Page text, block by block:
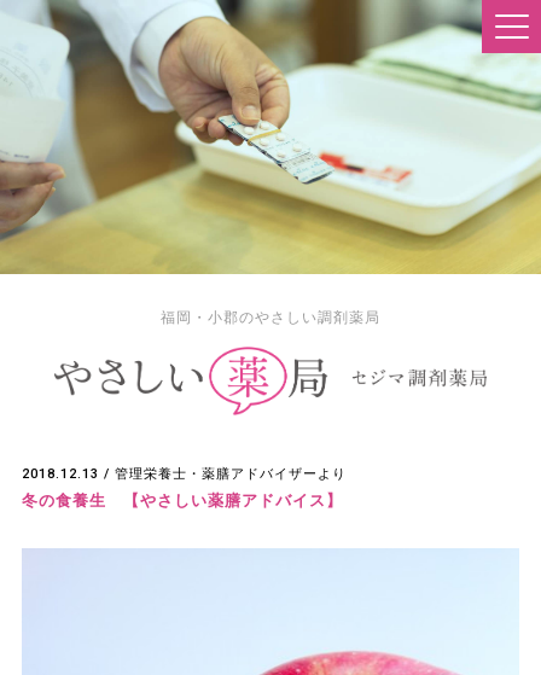
福岡・小郡のやさしい調剤薬局
2018.12.13 / 管理栄養士・薬膳アドバイザーより
冬の食養生 【やさしい薬膳アドバイス】